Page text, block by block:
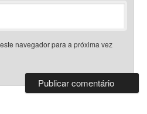
navegador para a próxima vez